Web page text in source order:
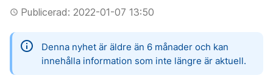
access_timePublicerad: 2022-01-07 13:50
information
Denna nyhet är äldre än 6 månader och kan
innehålla information som inte längre är aktuell.